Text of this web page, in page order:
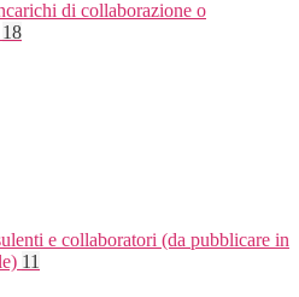
di collaborazione o
18
e collaboratori (da pubblicare in
11